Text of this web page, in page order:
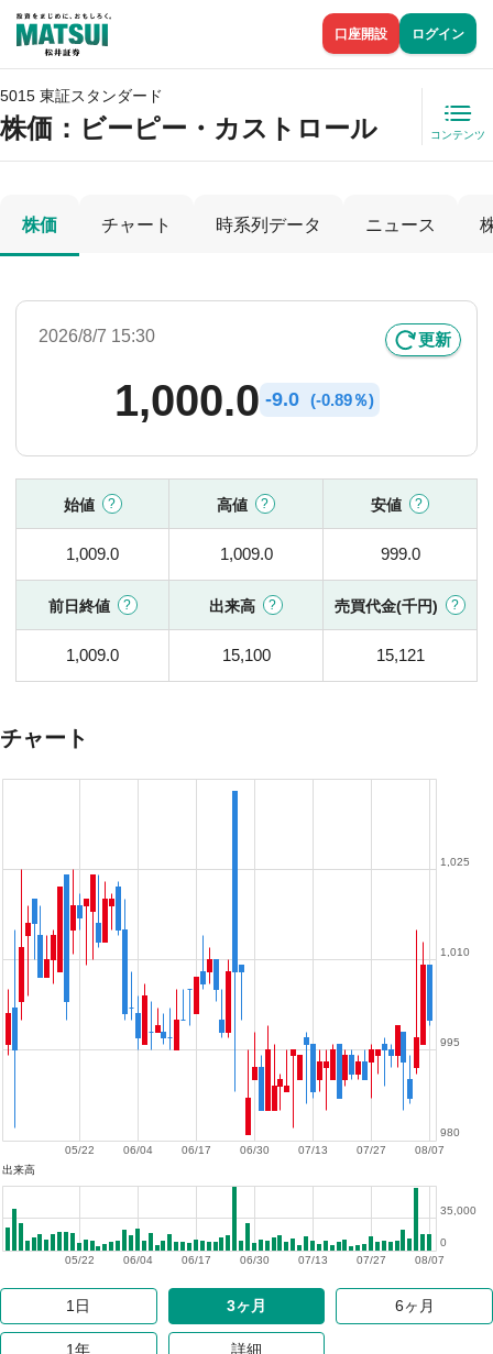
口座開設 ログイン
5015 東証スタンダード
株価 ：ビーピー・カストロール コンテンツ
株価 チャート 時系列データ ニュース
2026/8/7 15:30 更新
1,000.0 -9.0 (-0.89％)
始値 高値 安値
1,009.0 1,009.0 999.0
前日終値 出来高 売買代金(千円)
1,009.0 15,100 15,121
チャート
08/07
07/27
07/13
06/30
06/17
06/04
05/22
980
995
1,010
1,025
出来高
08/07
07/27
07/13
06/30
06/17
06/04
05/22
0
35,000
1日 3ヶ月 6ヶ月
1年 詳細